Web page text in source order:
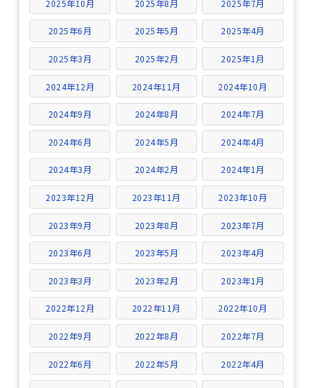
2025年10月 2025年8月 2025年7月
2025年6月 2025年5月 2025年4月
2025年3月 2025年2月 2025年1月
2024年12月 2024年11月 2024年10月
2024年9月 2024年8月 2024年7月
2024年6月 2024年5月 2024年4月
2024年3月 2024年2月 2024年1月
2023年12月 2023年11月 2023年10月
2023年9月 2023年8月 2023年7月
2023年6月 2023年5月 2023年4月
2023年3月 2023年2月 2023年1月
2022年12月 2022年11月 2022年10月
2022年9月 2022年8月 2022年7月
2022年6月 2022年5月 2022年4月